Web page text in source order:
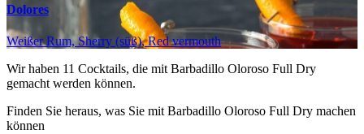
Dolores
Weißer Rum, Sherry (süß), Red vermouth
Wir haben 11 Cocktails, die mit Barbadillo Oloroso Full Dry
gemacht werden können.
Finden Sie heraus, was Sie mit Barbadillo Oloroso Full Dry machen
können